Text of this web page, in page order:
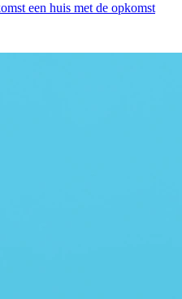
een huis met de opkomst